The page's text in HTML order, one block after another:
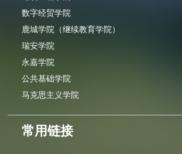
数字经贸学院
鹿城学院（继续教育学院）
瑞安学院
永嘉学院
公共基础学院
马克思主义学院
常用链接